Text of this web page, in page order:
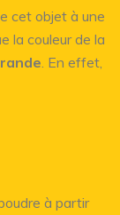
cet objet à une
la couleur de la
. En effet,
à partir